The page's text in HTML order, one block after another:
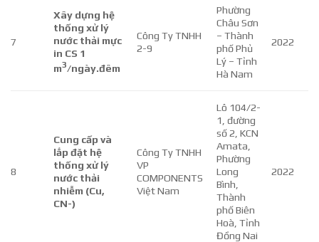
7
Xây dựng hệ
thống xử lý
nước thải mực
in CS 1
m3/ngày.đêm
Công Ty TNHH
2-9
Phường
Châu Sơn
– Thành
phố Phủ
Lý – Tỉnh
Hà Nam
2022
8
Cung cấp và
lắp đặt hệ
thống xử lý
nước thải
nhiễm (Cu,
CN-)
Công Ty TNHH
VP
COMPONENTS
Việt Nam
Lô 104/2-
1, đường
số 2, KCN
Amata,
Phường
Long
Bình,
Thành
phố Biên
Hoà, Tỉnh
Đồng Nai
2022